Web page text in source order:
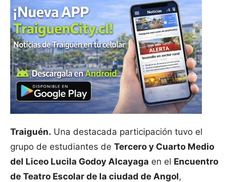
Traiguén. Una destacada participación tuvo el
grupo de estudiantes de Tercero y Cuarto Medio
del Liceo Lucila Godoy Alcayaga en el Encuentro
de Teatro Escolar de la ciudad de Angol,